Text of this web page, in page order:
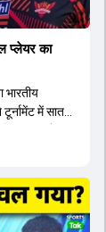
प्लेयर का
भारतीय
में सात
अपने नाम
कप्तान और
के प्रदर्शन पर
दिया है जो
के पूर्व कप्तान